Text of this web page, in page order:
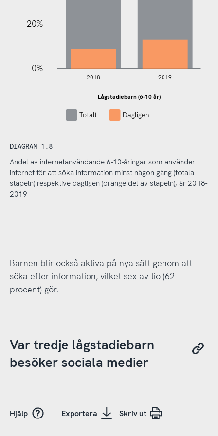
20%
0%
Lågstadiebarn (6-10 år)
2018 2019
Dagligen
Totalt
DIAGRAM 1.8
Andel av internetanvändande 6-10-åringar som använder
internet för att söka information minst någon gång (totala
stapeln) respektive dagligen (orange del av stapeln), år 2018-
2019
Barnen blir också aktiva på nya sätt genom att
söka efter information, vilket sex av tio (62
procent) gör.
Var tredje lågstadiebarn
besöker sociala medier
Hjälp Exportera Skriv ut